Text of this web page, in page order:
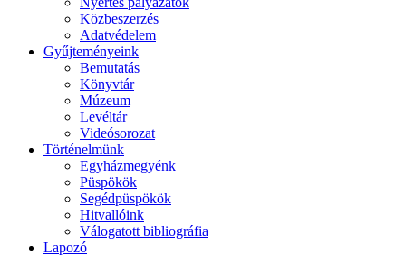
Közbeszerzés
Adatvédelem
Gyűjteményeink
Bemutatás
Könyvtár
Múzeum
Levéltár
Videósorozat
Történelmünk
Egyházmegyénk
Püspökök
Segédpüspökök
Hitvallóink
Válogatott bibliográfia
Lapozó